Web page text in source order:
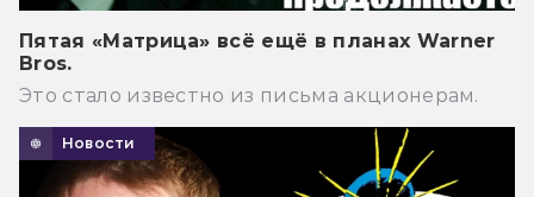
Пятая «Матрица» всё ещё в планах Warner
Bros.
Это стало известно из письма акционерам.
Новости